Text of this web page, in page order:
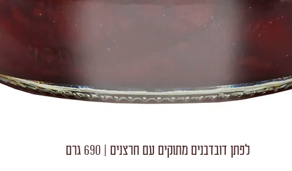
לפתן דובדבנים מתוקים עם חרצנים | 690 גרם